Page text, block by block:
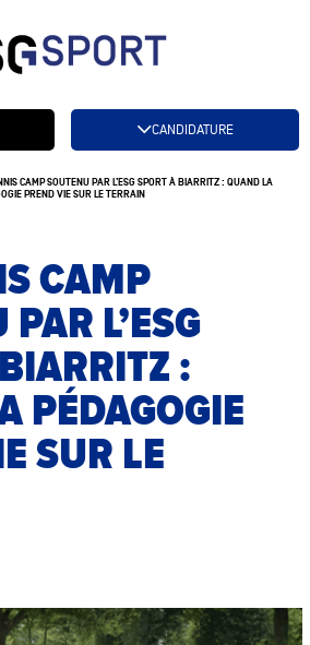
CAMP SOUTENU PAR L’ESG SPORT À BIARRITZ : QUAND LA
PREND VIE SUR LE TERRAIN
CAMP
L’ESG
:
PÉDAGOGIE
SUR LE
CANDIDATURE